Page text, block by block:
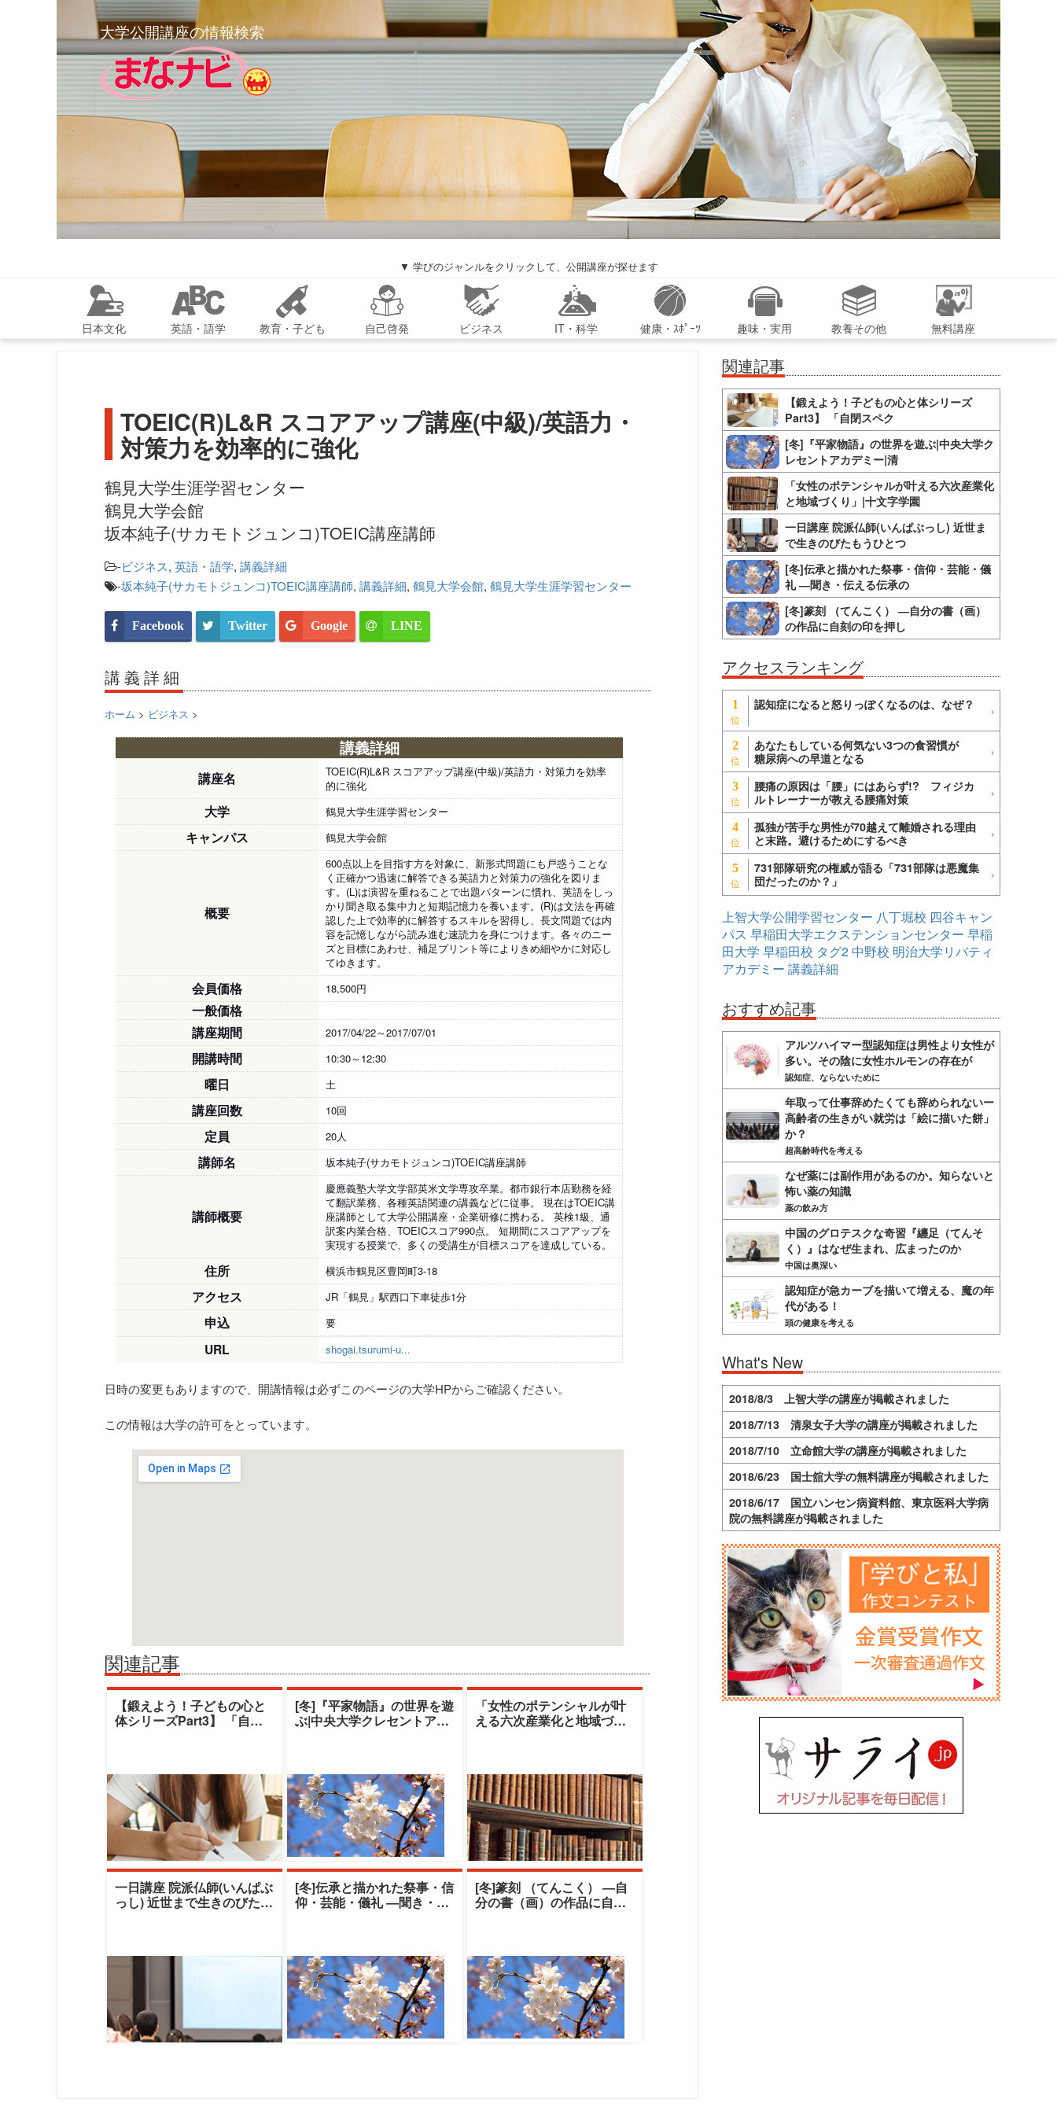
大学公開講座の情報検索
▼ 学びのジャンルをクリックして、公開講座が探せます
日本文化 英語・語学 教育・子ども 自己啓発 ビジネス IT・科学 健康・ｽﾎﾟｰﾂ 趣味・実用 教養その他 無料講座
TOEIC(R)L&R スコアアップ講座(中級)/英語力・
対策力を効率的に強化
鶴見大学生涯学習センター
鶴見大学会館
坂本純子(サカモトジュンコ)TOEIC講座講師
-ビジネス, 英語・語学, 講義詳細
-坂本純子(サカモトジュンコ)TOEIC講座講師, 講義詳細, 鶴見大学会館, 鶴見大学生涯学習センター
Facebook Twitter Google LINE
講義詳細
ホーム > ビジネス >
講義詳細
講座名
TOEIC(R)L&R スコアアップ講座(中級)/英語力・対策力を効率
的に強化
大学 鶴見大学生涯学習センター
キャンパス 鶴見大学会館
概要
600点以上を目指す方を対象に、新形式問題にも戸惑うことな
く正確かつ迅速に解答できる英語力と対策力の強化を図りま
す。(L)は演習を重ねることで出題パターンに慣れ、英語をしっ
かり聞き取る集中力と短期記憶力を養います。(R)は文法を再確
認した上で効率的に解答するスキルを習得し、長文問題では内
容を記憶しながら読み進む速読力を身につけます。各々のニー
ズと目標にあわせ、補足プリント等によりきめ細やかに対応し
てゆきます。
会員価格 18,500円
一般価格
講座期間
2017/04/22～2017/07/01
開講時間 10:30～12:30
曜日 土
講座回数 10回
定員 20人
講師名 坂本純子(サカモトジュンコ)TOEIC講座講師
講師概要
慶應義塾大学文学部英米文学専攻卒業。都市銀行本店勤務を経
て翻訳業務、各種英語関連の講義などに従事。 現在はTOEIC講
座講師として大学公開講座・企業研修に携わる。 英検1級、通
訳案内業合格、TOEICスコア990点。 短期間にスコアアップを
実現する授業で、多くの受講生が目標スコアを達成している。
住所 横浜市鶴見区豊岡町3-18
アクセス JR「鶴見」駅西口下車徒歩1分
申込 要
URL shogai.tsurumi-u...
日時の変更もありますので、開講情報は必ずこのページの大学HPからご確認ください。
この情報は大学の許可をとっています。
関連記事
【鍛えよう！子どもの心と
体シリーズPart3】 「自閉
[冬]『平家物語』の世界を遊
ぶ|中央大学クレセントアカ
「女性のポテンシャルが叶
える六次産業化と地域づく
一日講座 院派仏師(いんぱぶ
っし) 近世まで生きのびたも
[冬]伝承と描かれた祭事・信
仰・芸能・儀礼 ―聞き・伝
[冬]篆刻 （てんこく） ―自
分の書（画）の作品に自刻
関連記事
【鍛えよう！子どもの心と体シリーズ
Part3】 「自閉スペク
[冬]『平家物語』の世界を遊ぶ|中央大学ク
レセントアカデミー|清
「女性のポテンシャルが叶える六次産業化
と地域づくり」|十文字学園
一日講座 院派仏師(いんぱぶっし) 近世ま
で生きのびたもうひとつ
[冬]伝承と描かれた祭事・信仰・芸能・儀
礼 ―聞き・伝える伝承の
[冬]篆刻 （てんこく） ―自分の書（画）
の作品に自刻の印を押し
アクセスランキング
1 認知症になると怒りっぽくなるのは、なぜ？
2
あなたもしている何気ない3つの食習慣が
糖尿病への早道となる
3
腰痛の原因は「腰」にはあらず!? フィジカ
ルトレーナーが教える腰痛対策
4
孤独が苦手な男性が70越えて離婚される理由
と末路。避けるためにするべき
5
731部隊研究の権威が語る「731部隊は悪魔集
団だったのか？」
上智大学公開学習センター 八丁堀校 四谷キャン
パス 早稲田大学エクステンションセンター 早稲
田大学 早稲田校 タグ2 中野校 明治大学リバティ
アカデミー 講義詳細
おすすめ記事
アルツハイマー型認知症は男性より女性が
多い。その陰に女性ホルモンの存在が
認知症、ならないために
年取って仕事辞めたくても辞められないー
高齢者の生きがい就労は「絵に描いた餅」
か？
超高齢時代を考える
なぜ薬には副作用があるのか。知らないと
怖い薬の知識
薬の飲み方
中国のグロテスクな奇習『纏足（てんそ
く）』はなぜ生まれ、広まったのか
中国は奥深い
認知症が急カーブを描いて増える、魔の年
代がある！
頭の健康を考える
What's New
2018/8/3 上智大学の講座が掲載されました
2018/7/13 清泉女子大学の講座が掲載されました
2018/7/10 立命館大学の講座が掲載されました
2018/6/23 国士舘大学の無料講座が掲載されました
2018/6/17 国立ハンセン病資料館、東京医科大学病
院の無料講座が掲載されました